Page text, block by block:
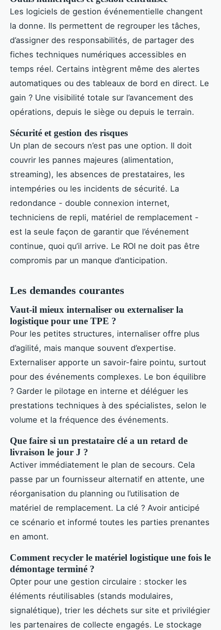
Les logiciels de gestion événementielle changent
la donne. Ils permettent de regrouper les tâches,
d’assigner des responsabilités, de partager des
fiches techniques numériques accessibles en
temps réel. Certains intègrent même des alertes
automatiques ou des tableaux de bord en direct. Le
gain ? Une visibilité totale sur l’avancement des
opérations, depuis le siège ou depuis le terrain.
Sécurité et gestion des risques
Un plan de secours n’est pas une option. Il doit
couvrir les pannes majeures (alimentation,
streaming), les absences de prestataires, les
intempéries ou les incidents de sécurité. La
redondance - double connexion internet,
techniciens de repli, matériel de remplacement -
est la seule façon de garantir que l’événement
continue, quoi qu’il arrive. Le ROI ne doit pas être
compromis par un manque d’anticipation.
Les demandes courantes
Vaut-il mieux internaliser ou externaliser la
logistique pour une TPE ?
Pour les petites structures, internaliser offre plus
d’agilité, mais manque souvent d’expertise.
Externaliser apporte un savoir-faire pointu, surtout
pour des événements complexes. Le bon équilibre
? Garder le pilotage en interne et déléguer les
prestations techniques à des spécialistes, selon le
volume et la fréquence des événements.
Que faire si un prestataire clé a un retard de
livraison le jour J ?
Activer immédiatement le plan de secours. Cela
passe par un fournisseur alternatif en attente, une
réorganisation du planning ou l’utilisation de
matériel de remplacement. La clé ? Avoir anticipé
ce scénario et informé toutes les parties prenantes
en amont.
Comment recycler le matériel logistique une fois le
démontage terminé ?
Opter pour une gestion circulaire : stocker les
éléments réutilisables (stands modulaires,
signalétique), trier les déchets sur site et privilégier
les partenaires de collecte engagés. Le stockage